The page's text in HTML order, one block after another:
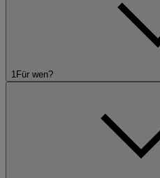
1 Für wen?